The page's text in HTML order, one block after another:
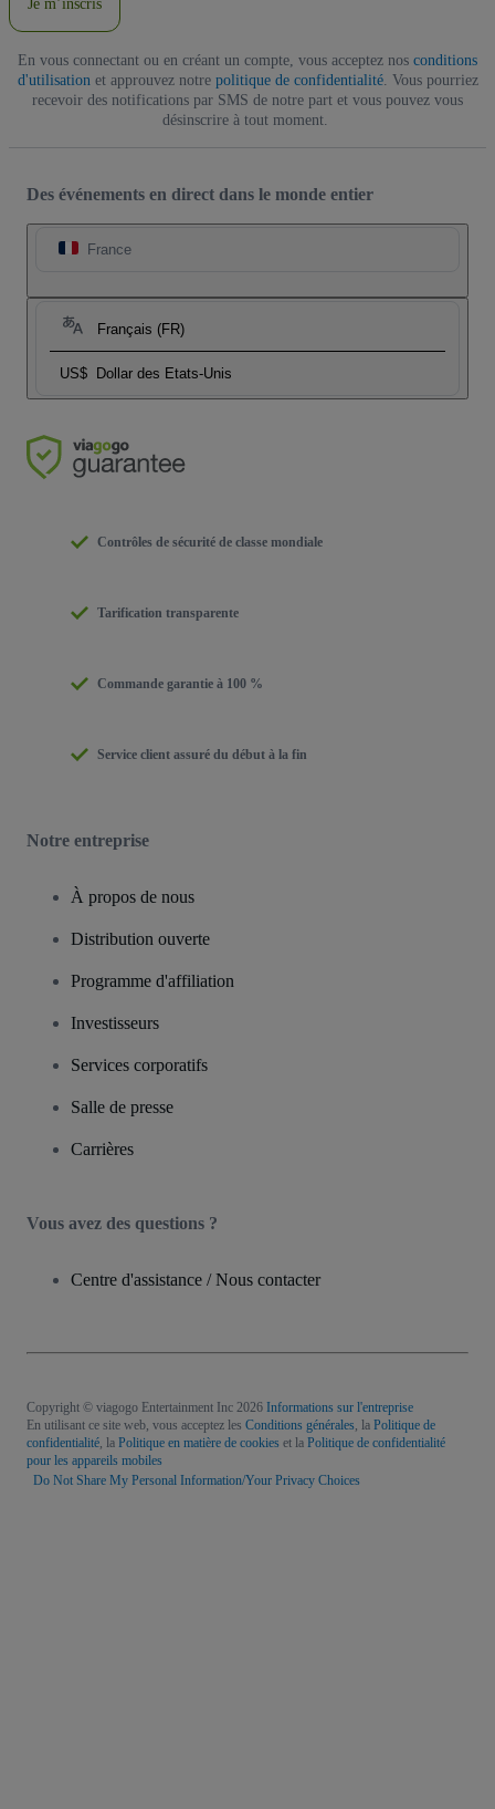
Je m’inscris
En vous connectant ou en créant un compte, vous acceptez nos conditions
d'utilisationet approuvez notre politique de confidentialité. Vous pourriez
recevoir des notifications par SMS de notre part et vous pouvez vous
désinscrire à tout moment.
Des événements en direct dans le monde entier
France
Français (FR)
US$ Dollar des Etats-Unis
Contrôles de sécurité de classe mondiale
Tarification transparente
Commande garantie à 100 %
Service client assuré du début à la fin
Notre entreprise
À propos de nous
Distribution ouverte
Programme d'affiliation
Investisseurs
Services corporatifs
Salle de presse
Carrières
Vous avez des questions ?
Centre d'assistance / Nous contacter
Copyright © viagogo Entertainment Inc 2026 Informations sur l'entreprise
En utilisant ce site web, vous acceptez les Conditions générales, la Politique de
confidentialité, la Politique en matière de cookies et la Politique de confidentialité
pour les appareils mobiles
Do Not Share My Personal Information/Your Privacy Choices